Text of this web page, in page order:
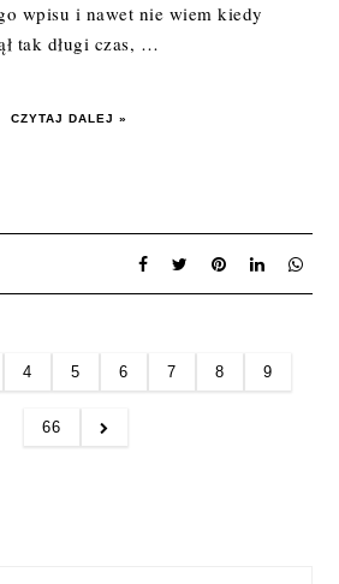
wpisu i nawet nie wiem kiedy
tak długi czas, …
CZYTAJ DALEJ »
4 5 6 7 8 9
66